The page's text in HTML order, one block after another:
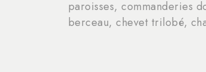
paroisses, commanderies
berceau, chevet trilobé,